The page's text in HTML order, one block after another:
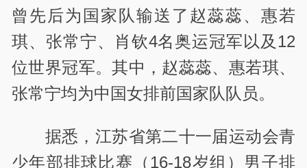
曾先后为国家队输送了赵蕊蕊、惠若
琪、张常宁、肖钦4名奥运冠军以及12
位世界冠军。其中，赵蕊蕊、惠若琪、
张常宁均为中国女排前国家队队员。
据悉，江苏省第二十一届运动会青
少年部排球比赛（16-18岁组）男子排